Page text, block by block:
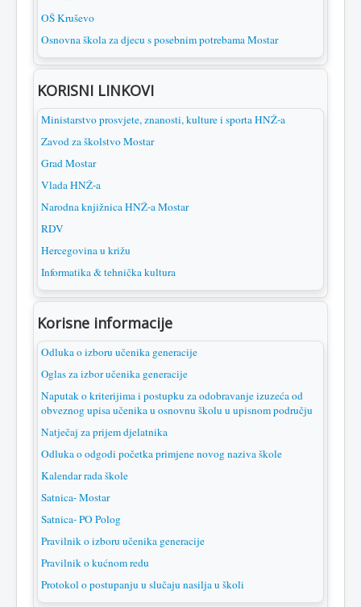
OŠ Kruševo
Osnovna škola za djecu s posebnim potrebama Mostar
KORISNI LINKOVI
Ministarstvo prosvjete, znanosti, kulture i sporta HNŽ-a
Zavod za školstvo Mostar
Grad Mostar
Vlada HNŽ-a
Narodna knjižnica HNŽ-a Mostar
RDV
Hercegovina u križu
Informatika & tehnička kultura
Korisne informacije
Odluka o izboru učenika generacije
Oglas za izbor učenika generacije
Naputak o kriterijima i postupku za odobravanje izuzeća od
obveznog upisa učenika u osnovnu školu u upisnom području
Natječaj za prijem djelatnika
Odluka o odgodi početka primjene novog naziva škole
Kalendar rada škole
Satnica- Mostar
Satnica- PO Polog
Pravilnik o izboru učenika generacije
Pravilnik o kućnom redu
Protokol o postupanju u slučaju nasilja u školi